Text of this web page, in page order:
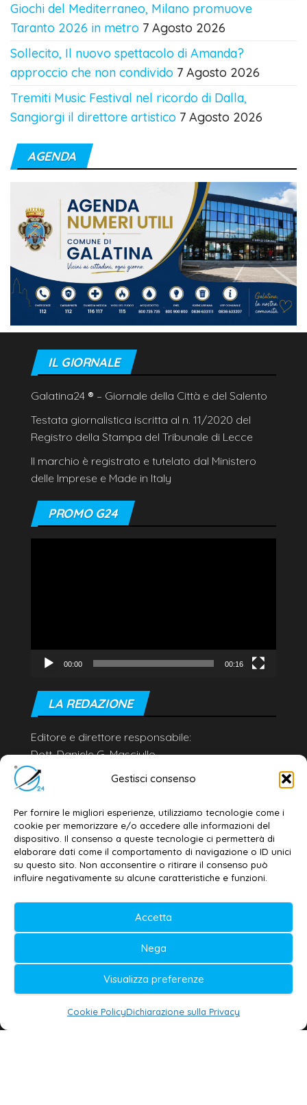
Gestisci consenso
Per fornire le migliori esperienze, utilizziamo tecnologie come i
cookie per memorizzare e/o accedere alle informazioni del
dispositivo. Il consenso a queste tecnologie ci permetterà di
elaborare dati come il comportamento di navigazione o ID unici
su questo sito. Non acconsentire o ritirare il consenso può
influire negativamente su alcune caratteristiche e funzioni.
Accetta
Nega
Visualizza preferenze
Cookie PolicyDichiarazione sulla Privacy
Giochi del Mediterraneo, Milano promuove
Taranto 2026 in metro 7 Agosto 2026
Sollecito, Il nuovo spettacolo di Amanda?
approccio che non condivido 7 Agosto 2026
Tremiti Music Festival nel ricordo di Dalla,
Sangiorgi il direttore artistico 7 Agosto 2026
AGENDA
IL GIORNALE
Galatina24 ® – Giornale della Città e del Salento
Testata giornalistica iscritta al n. 11/2020 del
Registro della Stampa del Tribunale di Lecce
Il marchio è registrato e tutelato dal Ministero
delle Imprese e Made in Italy
PROMO G24
00:00 00:16
LA REDAZIONE
Editore e direttore responsabile:
Dott. Daniele G. Masciullo
Email:
redazione@galatina24.it
Privacy policy–Cookie policy
© 2020-2026 | Galatina24 ®
Testata iscritta al n. 11/2020 Registro della
Stampa Tribunale di Lecce
Editore e direttore responsabile:
Daniele G. Masciullo
Galatina24 è marchio registrato dal Ministero
delle Imprese